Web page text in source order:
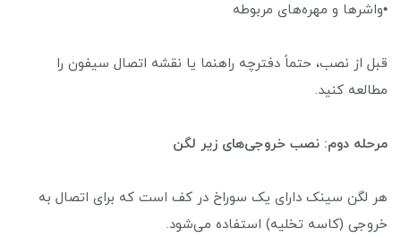
•واشرها و مهره‌های مربوطه
قبل از نصب، حتماً دفترچه راهنما یا نقشه اتصال سیفون را
مطالعه کنید.
مرحله دوم: نصب خروجی‌های زیر لگن
هر لگن سینک دارای یک سوراخ در کف است که برای اتصال به
خروجی (کاسه تخلیه) استفاده می‌شود.